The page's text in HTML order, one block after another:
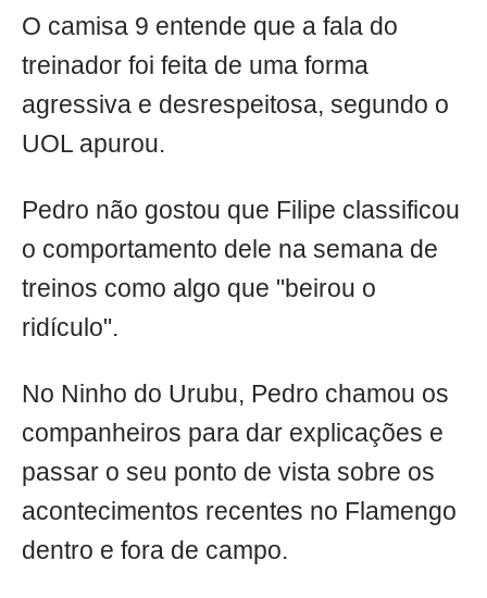
O camisa 9 entende que a fala do
treinador foi feita de uma forma
agressiva e desrespeitosa, segundo o
UOL apurou.
Pedro não gostou que Filipe classificou
o comportamento dele na semana de
treinos como algo que "beirou o
ridículo".
No Ninho do Urubu, Pedro chamou os
companheiros para dar explicações e
passar o seu ponto de vista sobre os
acontecimentos recentes no Flamengo
dentro e fora de campo.